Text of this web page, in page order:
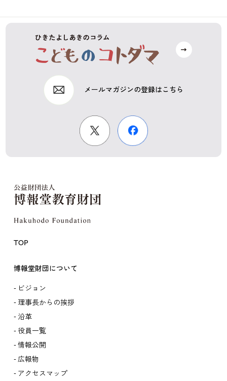
メールマガジンの登録はこちら
TOP
博報堂財団について
ビジョン
理事長からの挨拶
沿革
役員一覧
情報公開
広報物
アクセスマップ